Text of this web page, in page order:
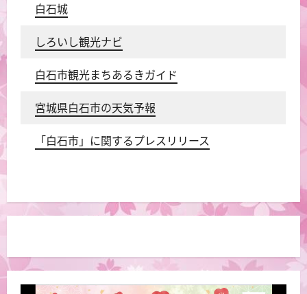
4
東北ずん子掛軸
5
寿丸屋敷
白石城
しろいし観光ナビ
白石市観光まちあるきガイド
宮城県白石市の天気予報
「白石市」に関するプレスリリース